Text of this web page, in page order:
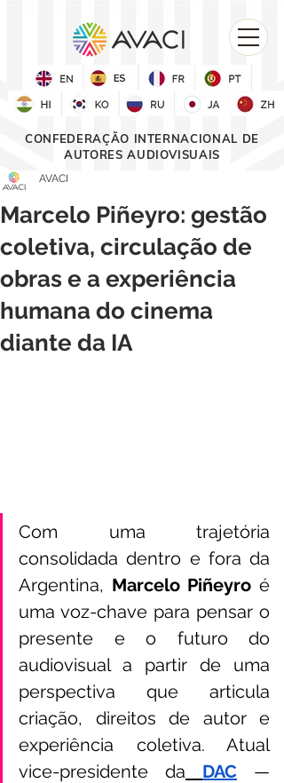
CONFEDERAÇÃO INTERNACIONAL DE
AUTORES AUDIOVISUAIS
Marcelo Piñeyro: gestão
coletiva, circulação de
obras e a experiência
humana do cinema
diante da IA
AVACI
Com uma trajetória
consolidada dentro e fora da
Argentina, Marcelo Piñeyro é
uma voz-chave para pensar o
presente e o futuro do
audiovisual a partir de uma
perspectiva que articula
criação, direitos de autor e
experiência coletiva. Atual
vice-presidente da
DAC —